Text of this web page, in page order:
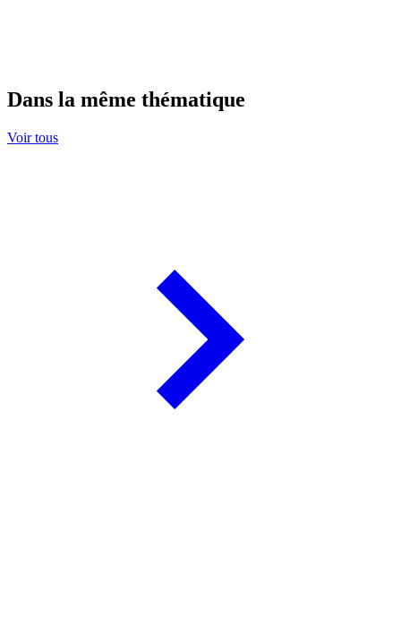
Dans la même thématique
Voir tous